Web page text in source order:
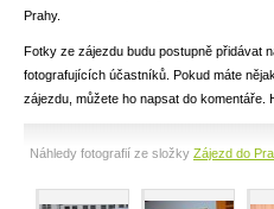
Prahy.
Fotky ze zájezdu budu postupně přidávat
fotografujících účastníků. Pokud máte
zájezdu, můžete ho napsat do komentáře.
Náhledy fotografií ze složky Zájezd do